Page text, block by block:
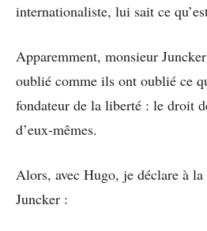
internationaliste, lui sait ce
Apparemment, monsieur
oublié comme ils ont oublié ce
fondateur de la liberté : le droit
d’eux-mêmes.
Alors, avec Hugo, je déclare à
Juncker :